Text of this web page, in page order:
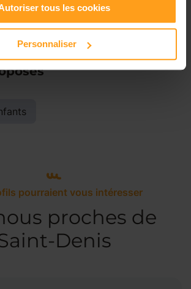
tous les cookies
Personnaliser
Disponible de 00:00 à 00:00
pourraient vous intéresser
proches de
Denis